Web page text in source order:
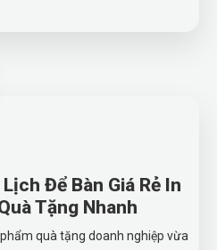
Để Bàn Giá Rẻ In
Tặng Nhanh
quà tặng doanh nghiệp vừa